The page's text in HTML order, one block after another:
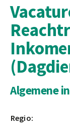
Algemene
Regio: